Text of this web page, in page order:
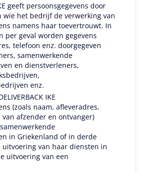
geeft persoonsgegevens door
wie het bedrijf de verwerking van
namens haar toevertrouwt. In
per geval worden gegevens
telefoon enz. doorgegeven
samenwerkende
en dienstverleners,
enz.
IKE
(zoals naam, afleveradres,
afzender en ontvanger)
in Griekenland of in derde
uitvoering van haar diensten in
uitvoering van een